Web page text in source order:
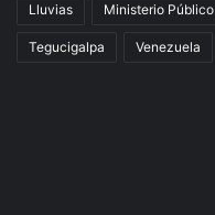
Lluvias Ministerio Público
Tegucigalpa Venezuela